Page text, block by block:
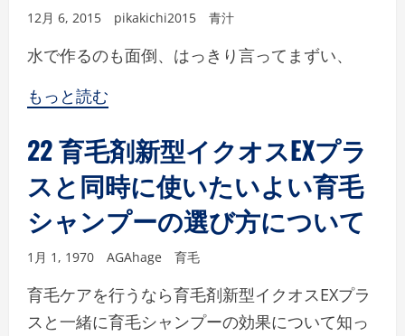
12月 6, 2015 pikakichi2015 青汁
水で作るのも面倒、はっきり言ってまずい、
もっと読む
22 育毛剤新型イクオスEXプラ
スと同時に使いたいよい育毛
シャンプーの選び方について
1月 1, 1970 AGAhage 育毛
育毛ケアを行うなら育毛剤新型イクオスEXプラ
スと一緒に育毛シャンプーの効果について知っ